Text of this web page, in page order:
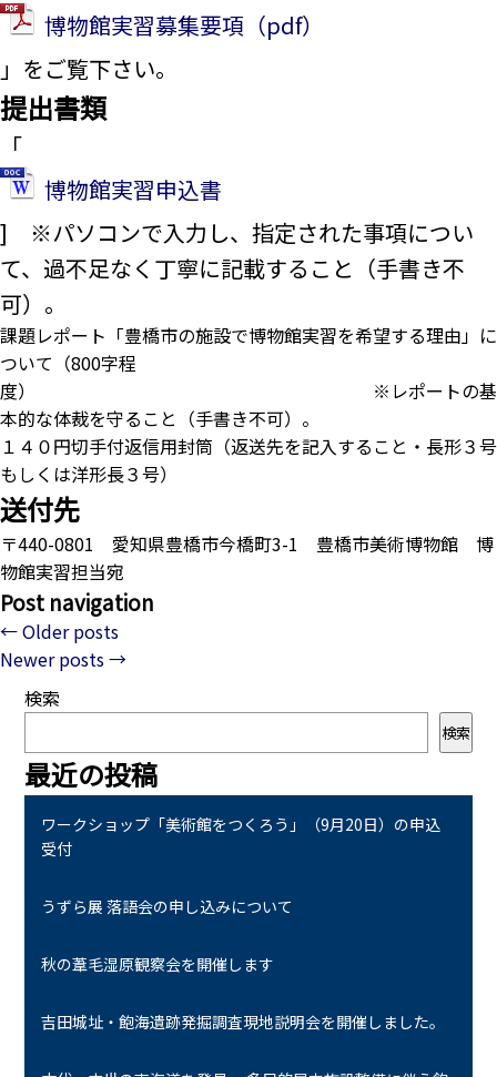
博物館実習募集要項（pdf）
」をご覧下さい。
提出書類
「
博物館実習申込書
] ※パソコンで入力し、指定された事項につい
て、過不足なく丁寧に記載すること（手書き不
可）。
課題レポート「豊橋市の施設で博物館実習を希望する理由」に
ついて（800字程
度） ※レポートの基
本的な体裁を守ること（手書き不可）。
１４０円切手付返信用封筒（返送先を記入すること・長形３号
もしくは洋形長３号）
送付先
〒440-0801 愛知県豊橋市今橋町3-1 豊橋市美術博物館 博
物館実習担当宛
Post navigation
←Older posts
Newer posts→
検索
検索
最近の投稿
ワークショップ「美術館をつくろう」（9月20日）の申込
受付
うずら展 落語会の申し込みについて
秋の葦毛湿原観察会を開催します
吉田城址・飽海遺跡発掘調査現地説明会を開催しました。